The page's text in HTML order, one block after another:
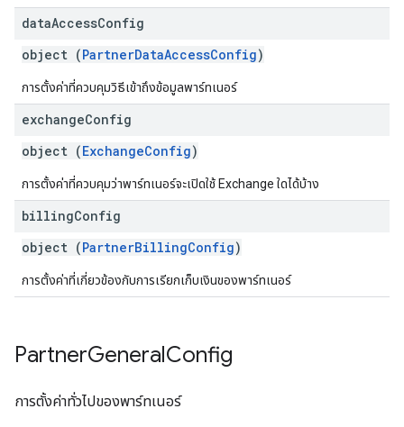
dataAccessConfig
object (PartnerDataAccessConfig)
การตั้งค่าที่ควบคุมวิธีเข้าถึงข้อมูลพาร์ทเนอร์
exchangeConfig
object (ExchangeConfig)
การตั้งค่าที่ควบคุมว่าพาร์ทเนอร์จะเปิดใช้ Exchange ใดได้บ้าง
billingConfig
object (PartnerBillingConfig)
การตั้งค่าที่เกี่ยวข้องกับการเรียกเก็บเงินของพาร์ทเนอร์
PartnerGeneralConfig
การตั้งค่าทั่วไปของพาร์ทเนอร์